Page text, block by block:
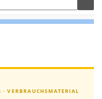
VERBRAUCHSMATERIAL